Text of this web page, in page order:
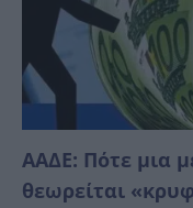
ΑΑΔΕ: Πότε μια
θεωρείται